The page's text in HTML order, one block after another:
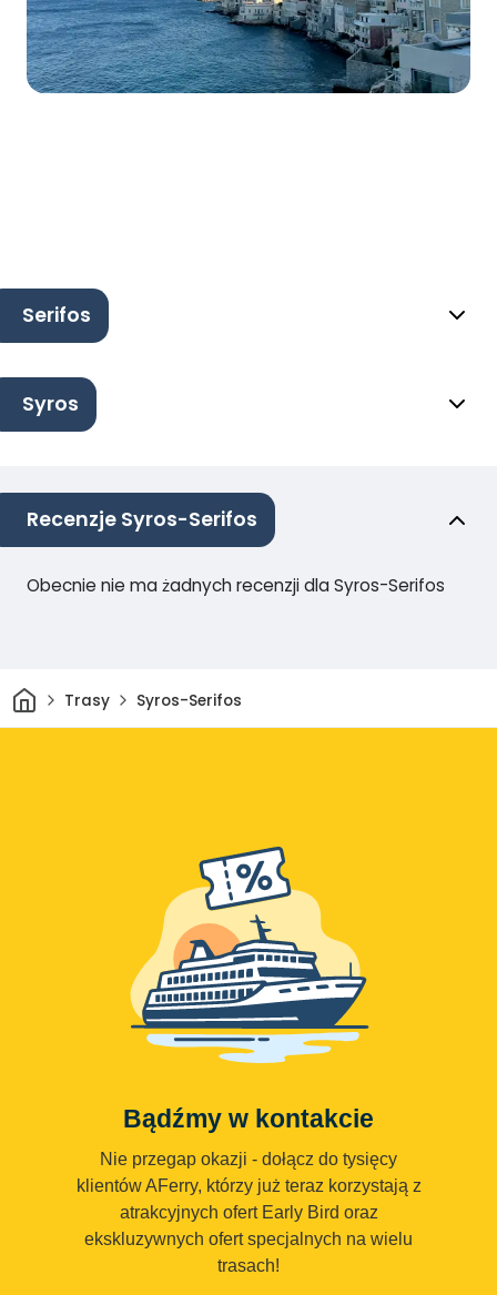
Serifos
Syros
Recenzje Syros-Serifos
Obecnie nie ma żadnych recenzji dla Syros-Serifos
DomTrasy Syros-Serifos
Bądźmy w kontakcie
Nie przegap okazji - dołącz do tysięcy
klientów AFerry, którzy już teraz korzystają z
atrakcyjnych ofert Early Bird oraz
ekskluzywnych ofert specjalnych na wielu
trasach!